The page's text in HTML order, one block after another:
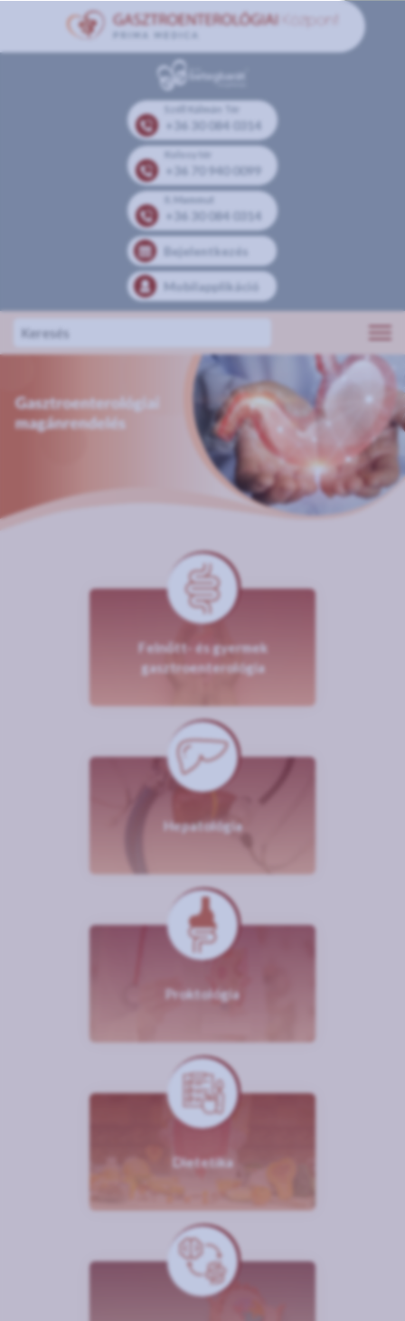
Széll Kálmán Tér
+36 30 084 0314
+36 70 940 0099
II. Mammut
+36 30 084 0314
Bejelentkezés
Mobilapplikáció
Felnőtt- és gyermek
gasztroenterológia
Hepatológia
Proktológia
Dietetika